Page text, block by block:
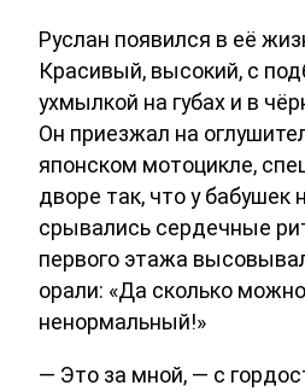
Руслан появился в её
Красивый, высокий, с
ухмылкой на губах и в
Он приезжал на
японском мотоцикле,
дворе так, что у бабушек
срывались сердечные
первого этажа
орали: «Да сколько
ненормальный!»
— Это за мной, — с